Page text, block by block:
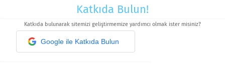
Katkıda Bulun!
Katkıda bulunarak sitemizi geliştirmemize yardımcı olmak ister misiniz?
Google ile Katkıda Bulun